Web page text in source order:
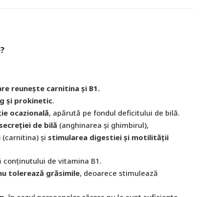
reunește carnitina și B1.
și prokinetic.
ocazională, apărută pe fondul deficitului de bilă.
de bilă (anghinarea și ghimbirul),
(carnitina) și stimularea digestiei și motilității
conținutului de vitamina B1.
tolerează grăsimile, deoarece stimulează